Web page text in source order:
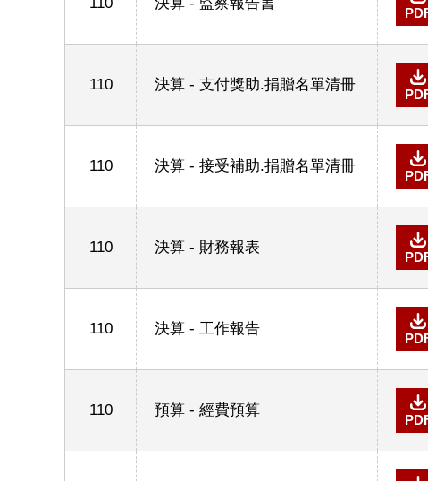
110 決算 - 支付獎助.捐贈名單清冊
110 決算 - 接受補助.捐贈名單清冊
110 決算 - 財務報表
110 決算 - 工作報告
110 預算 - 經費預算